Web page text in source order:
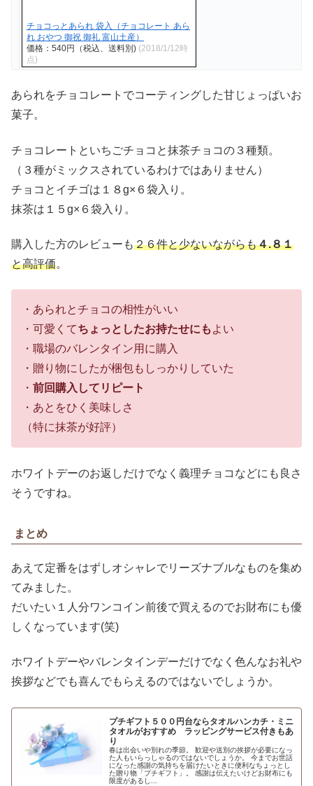
チョコっとあられ 袋入（チョコレート あら
れ おやつ 御祝 御礼 富山土産）
価格：540円（税込、送料別) (2018/1/12時
点)
あられをチョコレートでコーティングした甘じょっぱいお
菓子。
チョコレートといちごチョコと抹茶チョコの３種類。
（３種がミックスされているわけではありません）
チョコとイチゴは１８g×６袋入り。
抹茶は１５g×６袋入り。
購入した方のレビューも２６件と少ないながらも４.８１
と高評価。
・あられとチョコの相性がいい
・可愛くてちょっとしたお持たせにも よい
・職場のバレンタイン用に購入
・贈り物にしたが梱包もしっかりしていた
・ 前回購入してリピート
・あとをひく美味しさ
（特に抹茶が好評）
ホワイトデーのお返しだけでなく義理チョコなどにも良さ
そうですね。
まとめ
あえて定番をはずしオシャレでリーズナブルなものを集め
てみました。
だいたい１人分ワンコイン前後で買えるのでお財布にも優
しくなっています(笑)
ホワイトデーやバレンタインデーだけでなく色んなお礼や
挨拶などでも喜んでもらえるのではないでしょうか。
プチギフト５００円台ならタオルハンカチ・ミニ
タオルがおすすめ ラッピングサービス付きもあ
り
春は出会いや別れの季節。 歓迎や送別の挨拶が必要になっ
た人もいらっしゃるのではないでしょうか。 今までお世話
になった感謝の気持ちを届けたいときに便利なちょっとし
た贈り物「プチギフト」。 感謝は伝えたいけどお財布にも
限度があるし...